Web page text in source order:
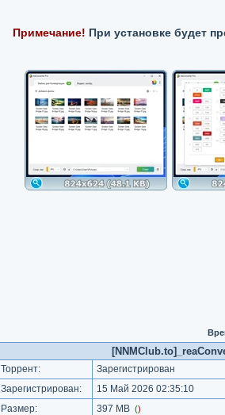
Примечание! При установке будет
Торрент:
Зарегистрирован
Зарегистрирован:
15 Май 2026 02:35:10
Размер:
397 MB ()